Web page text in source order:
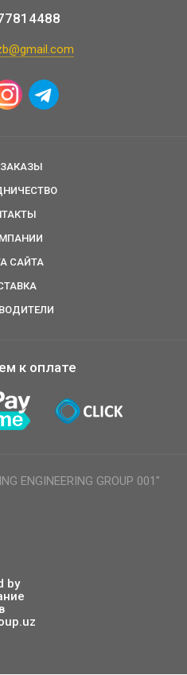
САЙТА
к оплате
ENGINEERING GROUP 001"
by